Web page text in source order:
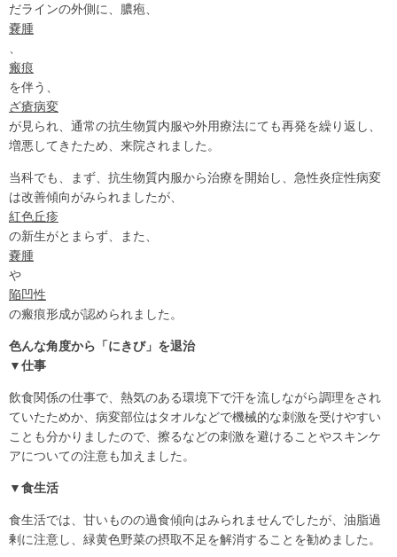
だラインの外側に、膿疱、
嚢腫
瘢痕
を伴う、
ざ瘡病変
が見られ、通常の抗生物質内服や外用療法にても再発を繰り返し、
増悪してきたため、来院されました。
当科でも、まず、抗生物質内服から治療を開始し、急性炎症性病変
は改善傾向がみられましたが、
紅色丘疹
の新生がとまらず、また、
嚢腫
や
陥凹性
の瘢痕形成が認められました。
色んな角度から「にきび」を退治
▼仕事
飲食関係の仕事で、熱気のある環境下で汗を流しながら調理をされ
ていたためか、病変部位はタオルなどで機械的な刺激を受けやすい
ことも分かりましたので、擦るなどの刺激を避けることやスキンケ
アについての注意も加えました。
▼食生活
食生活では、甘いものの過食傾向はみられませんでしたが、油脂過
剰に注意し、緑黄色野菜の摂取不足を解消することを勧めました。